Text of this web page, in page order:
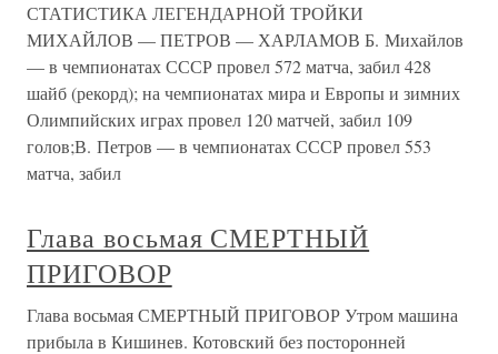
СТАТИСТИКА ЛЕГЕНДАРНОЙ ТРОЙКИ
МИХАЙЛОВ — ПЕТРОВ — ХАРЛАМОВ Б. Михайлов
— в чемпионатах СССР провел 572 матча, забил 428
шайб (рекорд); на чемпионатах мира и Европы и зимних
Олимпийских играх провел 120 матчей, забил 109
голов;В. Петров — в чемпионатах СССР провел 553
матча, забил
Глава восьмая СМЕРТНЫЙ
ПРИГОВОР
Глава восьмая СМЕРТНЫЙ ПРИГОВОР Утром машина
прибыла в Кишинев. Котовский без посторонней